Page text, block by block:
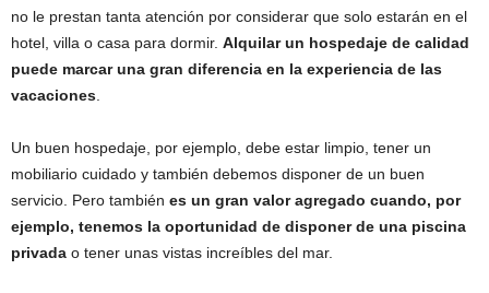
no le prestan tanta atención por considerar que solo estarán en el
hotel, villa o casa para dormir. Alquilar un hospedaje de calidad
puede marcar una gran diferencia en la experiencia de las
vacaciones
Un buen hospedaje, por ejemplo, debe estar limpio, tener un
mobiliario cuidado y también debemos disponer de un buen
servicio. Pero también es un gran valor agregado cuando, por
ejemplo, tenemos la oportunidad de disponer de una piscina
privada o tener unas vistas increíbles del mar.